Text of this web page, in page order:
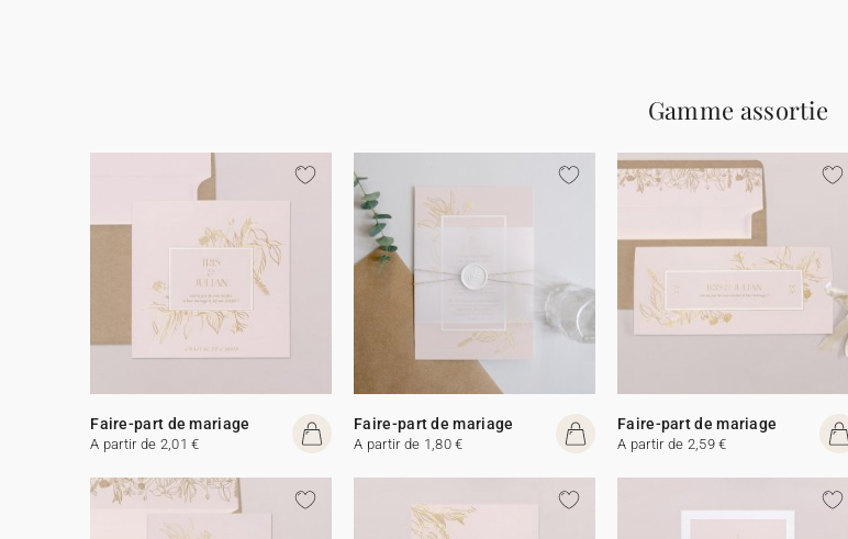
Gamme assortie
Faire-part de mariage
A partir de 2,01 €
Faire-part de mariage
A partir de 1,80 €
Faire-part de mariage
A partir de 2,59 €